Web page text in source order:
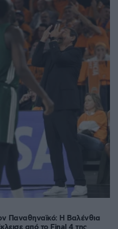
Παναθηναϊκό: Η Βαλένθια